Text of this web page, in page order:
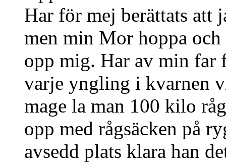
Har för mej berättats att
men min Mor hoppa
opp mig. Har av min far
varje yngling i kvarnen
mage la man 100 kilo
opp med rågsäcken på
avsedd plats klara han